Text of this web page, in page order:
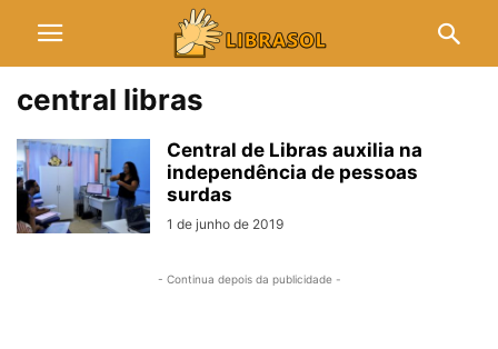
central libras
Central de Libras auxilia na
independência de pessoas
surdas
1 de junho de 2019
- Continua depois da publicidade -